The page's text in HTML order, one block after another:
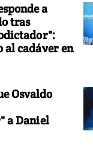
a
tras
al cadáver en
Osvaldo
a Daniel